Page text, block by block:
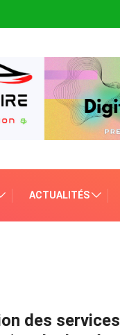
ACTUALITÉS
des